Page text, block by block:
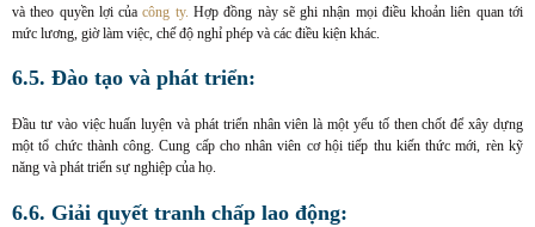
và theo quyền lợi củacông ty. Hợp đồng này sẽ ghi nhận mọi điều khoản liên quan tới
mức lương, giờ làm việc, chế độ nghỉ phép và các điều kiện khác.
6.5. Đào tạo và phát triển:
Đầu tư vào việc huấn luyện và phát triển nhân viên là một yếu tố then chốt để xây dựng
một tổ chức thành công. Cung cấp cho nhân viên cơ hội tiếp thu kiến thức mới, rèn kỹ
năng và phát triển sự nghiệp của họ.
6.6. Giải quyết tranh chấp lao động: